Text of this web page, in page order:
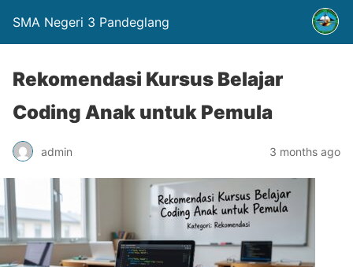
SMA Negeri 3 Pandeglang
Rekomendasi Kursus Belajar
Coding Anak untuk Pemula
admin 3 months ago